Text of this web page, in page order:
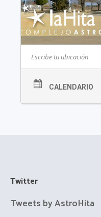
CALENDARIO
Twitter
Tweets by AstroHita